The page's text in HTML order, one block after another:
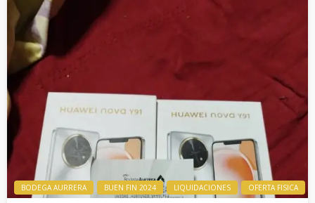
BODEGA AURRERA BUEN FIN 2024 LIQUIDACIONES OFERTA FISICA